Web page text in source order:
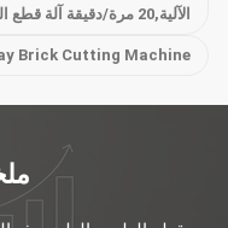
الآلية,20 مرة/دقيقة آلة قطع الطوب
Brick Cutting Machine